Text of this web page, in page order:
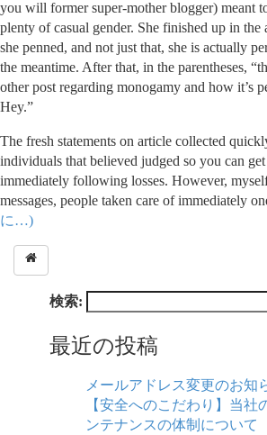
you will former super-mother blogger) meant
plenty of casual gender. She finished up in the
she penned, and not just that, she is actually
the meantime. After that, in the parentheses,
other post regarding monogamy and how it’s
Hey.”
The fresh statements on article collected
individuals that believed judged so you can
immediately following losses. However,
messages, people taken care of immediately
に…)
検索:
最近の投稿
メールアドレス変更のお知
【安全へのこだわり】当社
ンテナンスの体制について